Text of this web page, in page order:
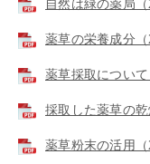
自然は緑の薬局
薬草の栄養成分
薬草採取につい
採取した薬草の
薬草粉末の活用